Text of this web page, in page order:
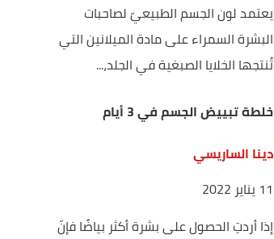
يعتمد لون الجسم الطبيعيّ لصاحبات
البشرة السمراء على مادة الميلانين التي
تُنتجها الخلايا الصبغية في الجلد،...
خلطة تبييض الجسم في 3 أيام
دينا الساريسي
11 يناير 2022
إذا أردتِ الحصول على بشرة أكثر بياضًا فإنّ